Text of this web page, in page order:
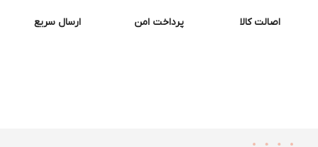
اصالت کالا پرداخت امن ارسال سریع